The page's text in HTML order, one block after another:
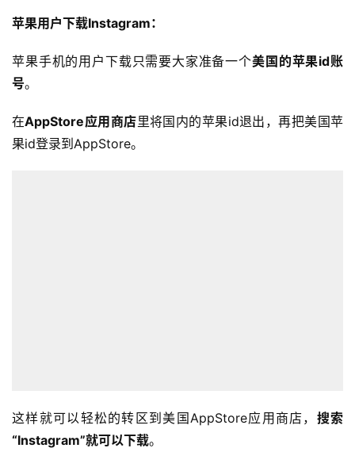
苹果用户下载Instagram：
苹果手机的用户下载只需要大家准备一个美国的苹果id账
号。
在AppStore应用商店里将国内的苹果id退出，再把美国苹
果id登录到AppStore。
这样就可以轻松的转区到美国AppStore应用商店， 搜索
“Instagram”就可以下载。